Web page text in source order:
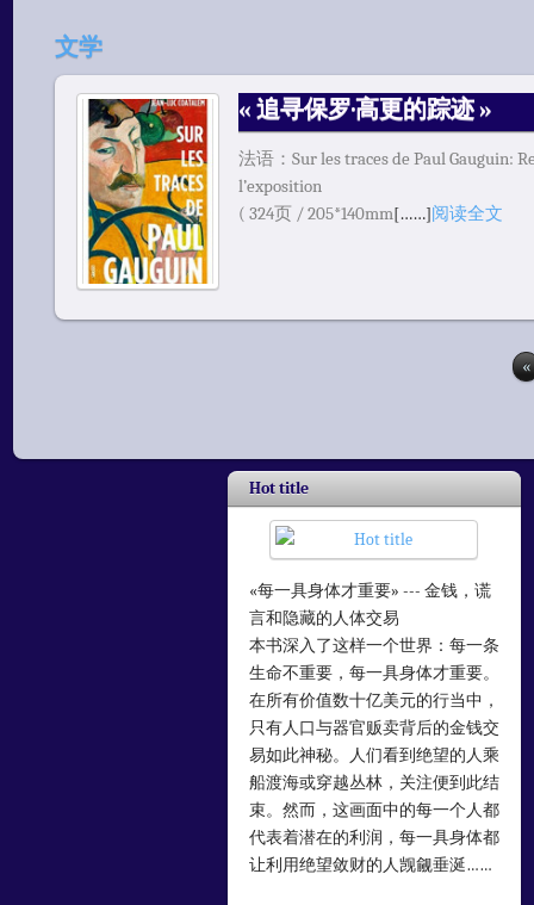
文学
« 追寻保罗·高更的踪迹 »
法语：Sur les traces de Paul Gauguin:
l’exposition
( 324页 / 205*140mm[……]阅读全文
«
Hot title
«每一具身体才重要» --- 金钱，谎
言和隐藏的人体交易
本书深入了这样一个世界：每一条
生命不重要，每一具身体才重要。
在所有价值数十亿美元的行当中，
只有人口与器官贩卖背后的金钱交
易如此神秘。人们看到绝望的人乘
船渡海或穿越丛林，关注便到此结
束。然而，这画面中的每一个人都
代表着潜在的利润，每一具身体都
让利用绝望敛财的人觊觎垂涎……